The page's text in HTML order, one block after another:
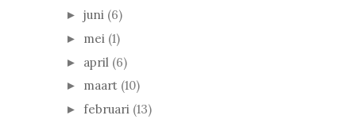
► juni (6)
► mei (1)
► april (6)
► maart (10)
► februari (13)